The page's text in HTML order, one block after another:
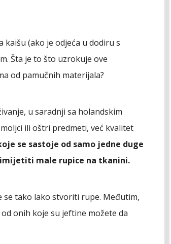
kaišu (ako je odjeća u dodiru s
Šta je to što uzrokuje ove
od pamučnih materijala?
u saradnji sa holandskim
ili oštri predmeti, već kvalitet
se sastoje od samo jedne duge
male rupice na tkanini.
se tako lako stvoriti rupe. Međutim,
onih koje su jeftine možete da